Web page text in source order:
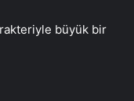
büyük bir